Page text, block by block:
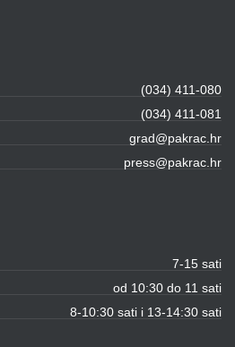
(034) 411-080
(034) 411-081
grad@pakrac.hr
press@pakrac.hr
7-15 sati
od 10:30 do 11 sati
8-10:30 sati i 13-14:30 sati